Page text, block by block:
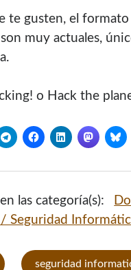
te gusten, el
son muy actuales,
o Hack the
las categoría(s):
Seguridad
seguridad